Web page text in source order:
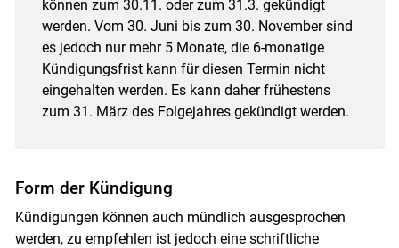
können zum 30.11. oder zum 31.3. gekündigt
werden. Vom 30. Juni bis zum 30. November sind
es jedoch nur mehr 5 Monate, die 6-monatige
Kündigungsfrist kann für diesen Termin nicht
eingehalten werden. Es kann daher frühestens
zum 31. März des Folgejahres gekündigt werden.
Form der Kündigung
Kündigungen können auch mündlich ausgesprochen
werden, zu empfehlen ist jedoch eine schriftliche